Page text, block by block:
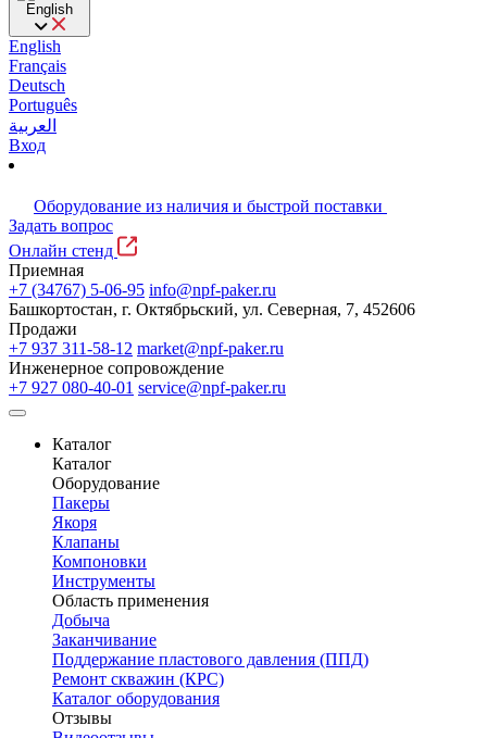
English
English
Français
Deutsch
Português
العربية
Вход
Оборудование из наличия и быстрой поставки
Задать вопрос
Онлайн стенд
Приемная
+7 (34767) 5-06-95 info@npf-paker.ru
Башкортостан, г. Октябрьский, ул. Северная, 7, 452606
Продажи
+7 937 311-58-12 market@npf-paker.ru
Инженерное сопровождение
+7 927 080-40-01 service@npf-paker.ru
Каталог
Каталог
Оборудование
Пакеры
Якоря
Клапаны
Компоновки
Инструменты
Область применения
Добыча
Заканчивание
Поддержание пластового давления (ППД)
Ремонт скважин (КРС)
Каталог оборудования
Отзывы